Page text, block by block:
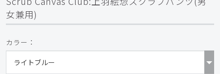
女兼用)
カラー：